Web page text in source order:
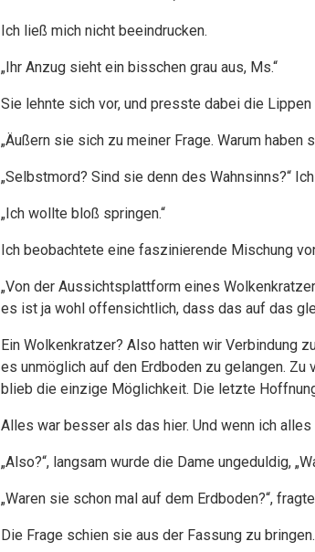
Ich ließ mich nicht beeindrucken.
„Ihr Anzug sieht ein bisschen grau aus, Ms.“
Sie lehnte sich vor, und presste dabei die Lippen
„Äußern sie sich zu meiner Frage. Warum
„Selbstmord? Sind sie denn des Wahnsinns?“
„Ich wollte bloß springen.“
Ich beobachtete eine faszinierende Mischung
„Von der Aussichtsplattform eines
es ist ja wohl offensichtlich, dass das auf das
Ein Wolkenkratzer? Also hatten wir Verbindung
es unmöglich auf den Erdboden zu gelangen. Zu
blieb die einzige Möglichkeit. Die letzte
Alles war besser als das hier. Und wenn ich
„Also?“, langsam wurde die Dame ungeduldig,
„Waren sie schon mal auf dem Erdboden?“,
Die Frage schien sie aus der Fassung zu bringen.